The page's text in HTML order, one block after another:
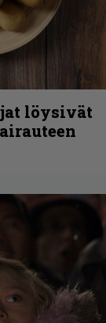
löysivät